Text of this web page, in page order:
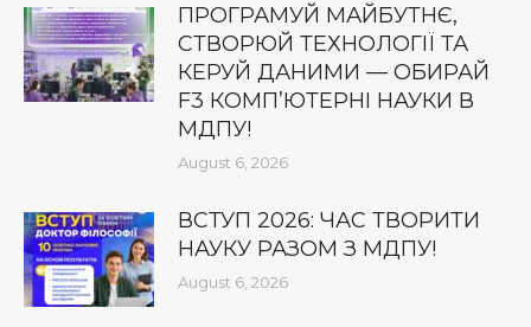
ПРОГРАМУЙ МАЙБУТНЄ,
СТВОРЮЙ ТЕХНОЛОГІЇ ТА
КЕРУЙ ДАНИМИ — ОБИРАЙ
F3 КОМП’ЮТЕРНІ НАУКИ В
МДПУ!
August 6, 2026
ВСТУП 2026: ЧАС ТВОРИТИ
НАУКУ РАЗОМ З МДПУ!
August 6, 2026